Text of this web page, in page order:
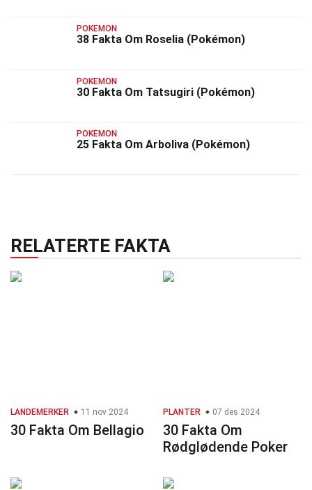
POKEMON
38 Fakta Om Roselia (Pokémon)
POKEMON
30 Fakta Om Tatsugiri (Pokémon)
POKEMON
25 Fakta Om Arboliva (Pokémon)
RELATERTE FAKTA
LANDEMERKER 11 nov 2024
30 Fakta Om Bellagio
PLANTER 07 des 2024
30 Fakta Om
Rødglødende Poker